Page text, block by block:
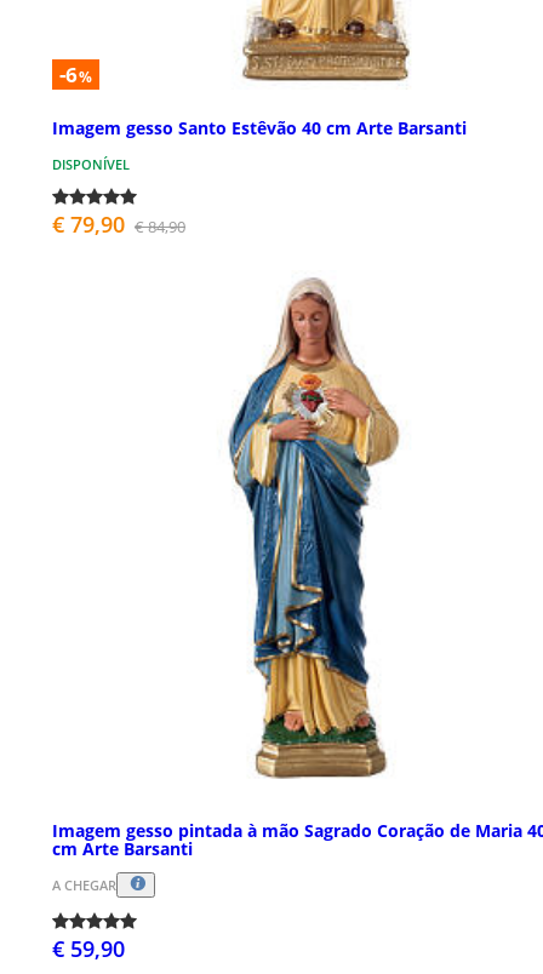
-6%
Imagem gesso Santo Estêvão 40 cm Arte Barsanti
DISPONÍVEL
€ 79,90 € 84,90
Imagem gesso pintada à mão Sagrado Coração de Maria
cm Arte Barsanti
A CHEGAR
€ 59,90